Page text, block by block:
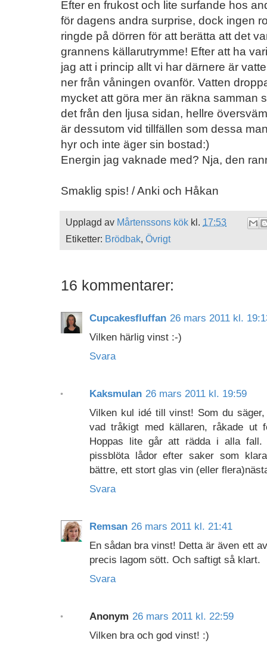
Efter en frukost och lite surfande hos
för dagens andra surprise, dock ingen
ringde på dörren för att berätta att det
grannens källarutrymme! Efter att ha
jag att i princip allt vi har därnere är
ner från våningen ovanför. Vatten
mycket att göra mer än räkna samman
det från den ljusa sidan, hellre
är dessutom vid tillfällen som dessa
hyr och inte äger sin bostad:)
Energin jag vaknade med? Nja, den
Smaklig spis! / Anki och Håkan
Upplagd av Mårtenssons kök kl. 17:53
Etiketter: Brödbak, Övrigt
16 kommentarer:
Cupcakesfluffan 26 mars 2011 kl.
Vilken härlig vinst :-)
Svara
Kaksmulan 26 mars 2011 kl. 19:59
Vilken kul idé till vinst! Som du
vad tråkigt med källaren, råkade ut
Hoppas lite går att rädda i alla
pissblöta lådor efter saker som
bättre, ett stort glas vin (eller
Svara
Remsan 26 mars 2011 kl. 21:41
En sådan bra vinst! Detta är även ett
precis lagom sött. Och saftigt så klart.
Svara
Anonym 26 mars 2011 kl. 22:59
Vilken bra och god vinst! :)